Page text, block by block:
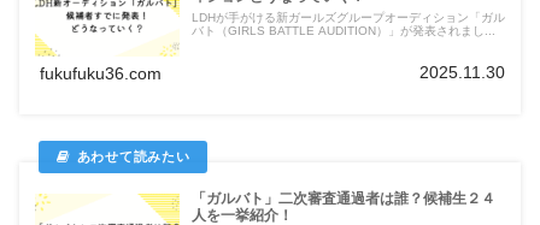
LDHが手がける新ガールズグループオーディション「ガル
バト（GIRLS BATTLE AUDITION）」が発表されまし...
fukufuku36.com 2025.11.30
「ガルバト」二次審査通過者は誰？候補生２４
人を一挙紹介！